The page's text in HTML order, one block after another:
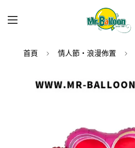
首頁 情人節・浪漫佈置